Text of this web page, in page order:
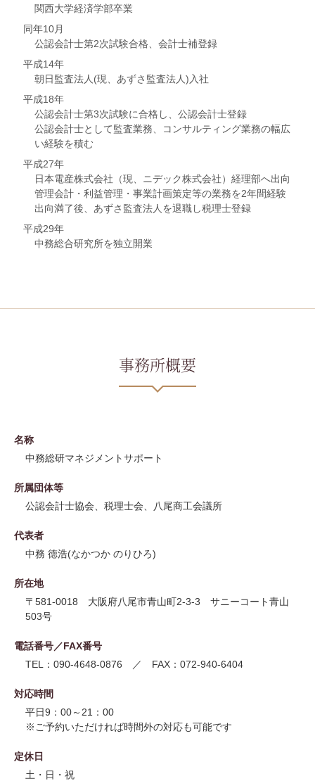
関西大学経済学部卒業
同年10月
公認会計士第2次試験合格、会計士補登録
平成14年
朝日監査法人(現、あずさ監査法人)入社
平成18年
公認会計士第3次試験に合格し、公認会計士登録
公認会計士として監査業務、コンサルティング業務の幅広
い経験を積む
平成27年
日本電産株式会社（現、ニデック株式会社）経理部へ出向
管理会計・利益管理・事業計画策定等の業務を2年間経験
出向満了後、あずさ監査法人を退職し税理士登録
平成29年
中務総合研究所を独立開業
事務所概要
名称
中務総研マネジメントサポート
所属団体等
公認会計士協会、税理士会、八尾商工会議所
代表者
中務 徳浩(なかつか のりひろ)
所在地
〒581-0018 大阪府八尾市青山町2-3-3 サニーコート青山
503号
電話番号／FAX番号
TEL：090-4648-0876 ／ FAX：072-940-6404
対応時間
平日9：00～21：00
※ご予約いただければ時間外の対応も可能です
定休日
土・日・祝